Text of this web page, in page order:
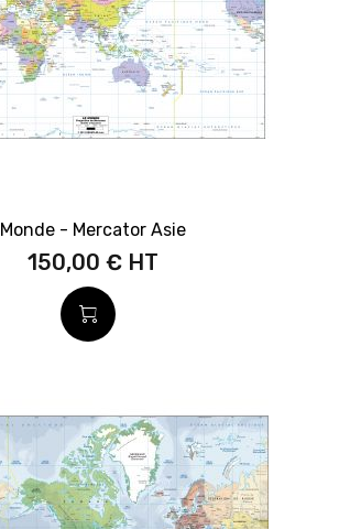
Monde - Mercator Asie
150,00 €